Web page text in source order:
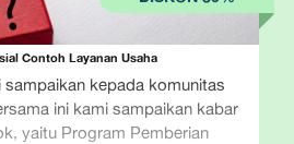
Contoh Layanan Usaha
sampaikan kepada komunitas
ini kami sampaikan kabar
yaitu Program Pemberian